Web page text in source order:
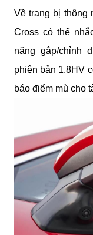
Về trang bị thông
Cross có thể
năng gập/chỉnh
phiên bản 1.8HV
báo điểm mù cho